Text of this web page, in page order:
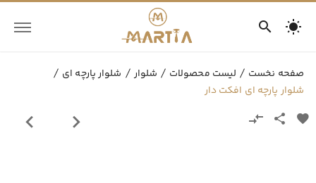
صفحه نخست لیست محصولات شلوار
شلوار پارچه ای
شلوار پارچه ای افکت دار